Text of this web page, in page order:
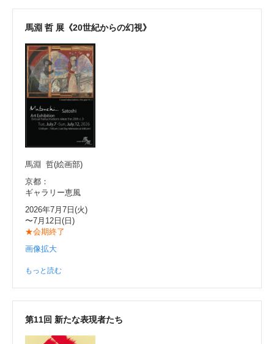
馬淵 哲 展《20世紀からの幻視》
馬淵 哲(絵画部)
京都：
ギャラリー恵風
2026年7月7日(火)
〜7月12日(日)
★会期終了
画像拡大
もっと読む
第11回 新たな表現者たち